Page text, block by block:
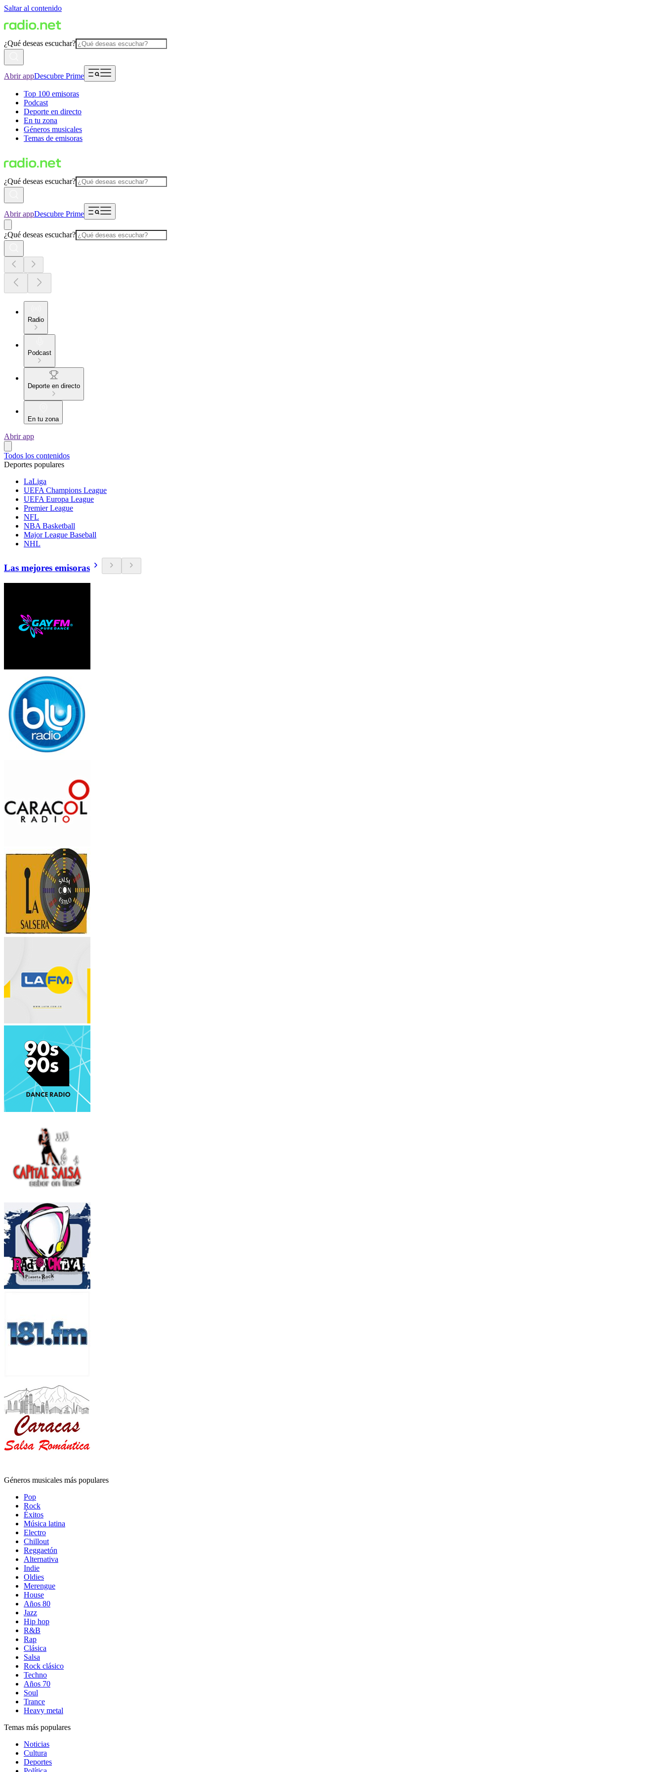
Saltar al contenido
¿Qué deseas escuchar?
Abrir appDescubre Prime
Top 100 emisoras
Podcast
Deporte en directo
En tu zona
Géneros musicales
Temas de emisoras
¿Qué deseas escuchar?
Abrir appDescubre Prime
¿Qué deseas escuchar?
Radio
Podcast
Deporte en directo
En tu zona
Abrir app
Todos los contenidos
Deportes populares
LaLiga
UEFA Champions League
UEFA Europa League
Premier League
NFL
NBA Basketball
Major League Baseball
NHL
Las mejores emisoras
Géneros musicales más populares
Pop
Rock
Éxitos
Música latina
Electro
Chillout
Reggaetón
Alternativa
Indie
Oldies
Merengue
House
Años 80
Jazz
Hip hop
R&B
Rap
Clásica
Salsa
Rock clásico
Techno
Años 70
Soul
Trance
Heavy metal
Temas más populares
Noticias
Cultura
Deportes